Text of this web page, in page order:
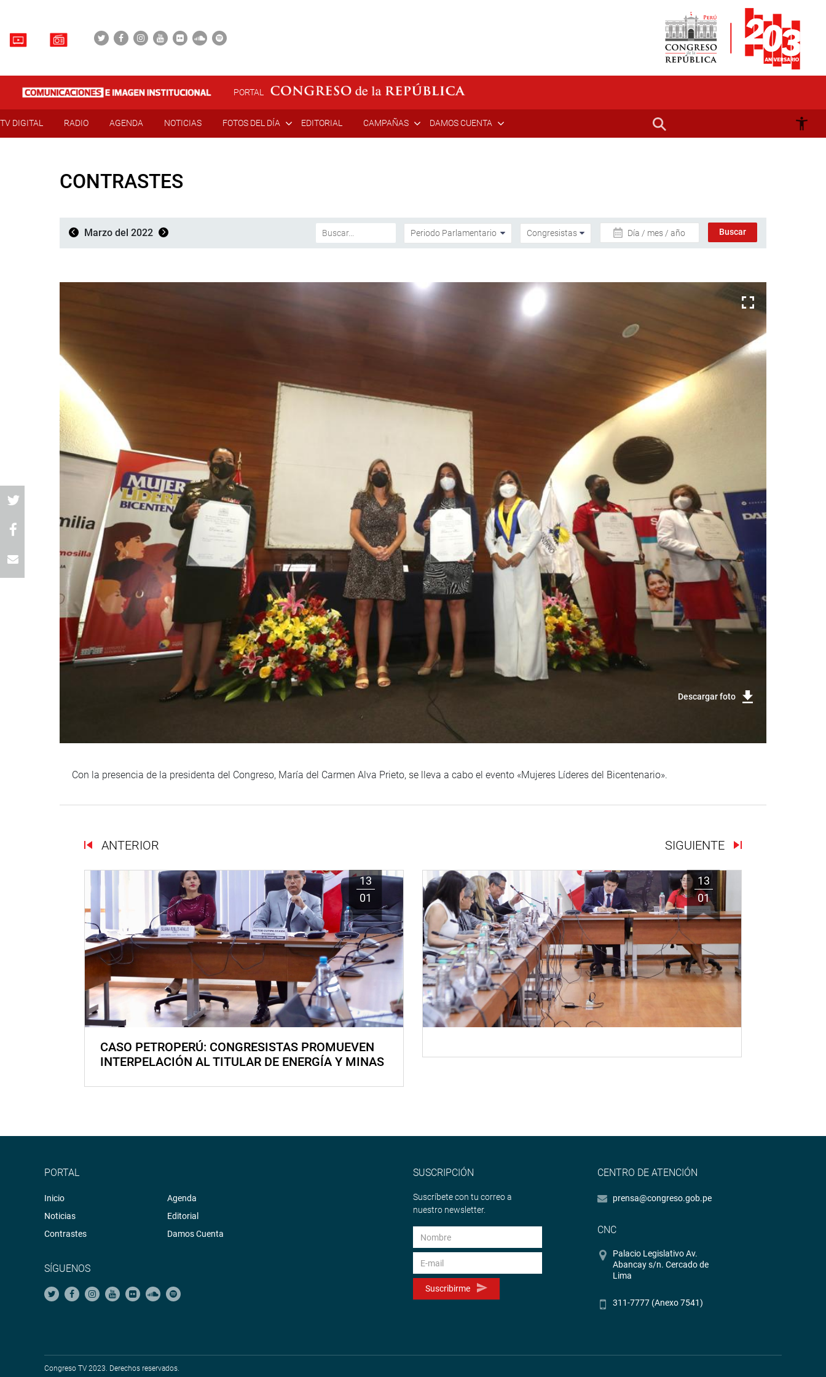
PORTAL
TV DIGITAL RADIO AGENDA NOTICIAS FOTOS DEL DÍA EDITORIAL CAMPAÑAS DAMOS CUENTA
CONTRASTES
Marzo del 2022 Día / mes / año
Descargar foto
Con la presencia de la presidenta del Congreso, María del Carmen Alva Prieto, se lleva a cabo el evento «Mujeres Líderes del Bicentenario».
ANTERIOR SIGUIENTE
13
01
CASO PETROPERÚ: CONGRESISTAS PROMUEVEN
INTERPELACIÓN AL TITULAR DE ENERGÍA Y MINAS
13
01
PORTAL
Inicio
Noticias
Contrastes
Agenda
Editorial
Damos Cuenta
SÍGUENOS
SUSCRIPCIÓN
Suscríbete con tu correo a
nuestro newsletter.
Suscribirme
CENTRO DE ATENCIÓN
prensa@congreso.gob.pe
CNC
Palacio Legislativo Av.
Abancay s/n. Cercado de
Lima
311-7777 (Anexo 7541)
Congreso TV 2023. Derechos reservados.